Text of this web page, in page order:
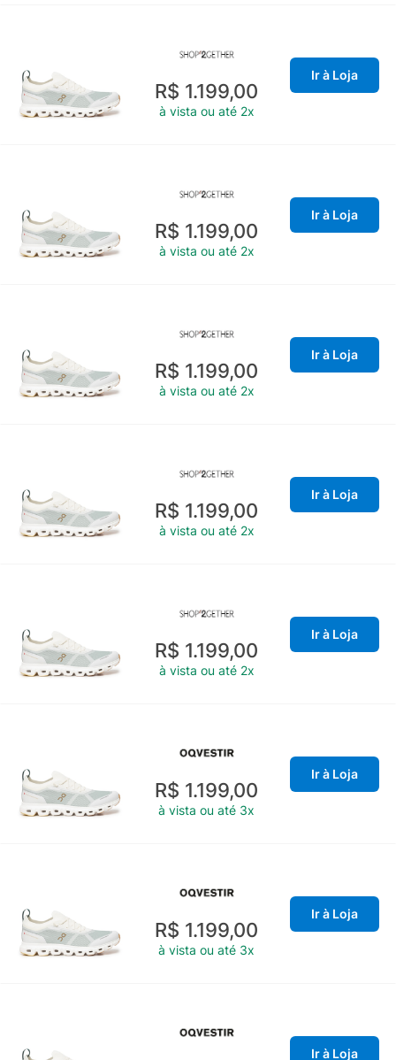
R$ 1.199,00
à vista ou até 2x
Ir à Loja
R$ 1.199,00
à vista ou até 2x
Ir à Loja
R$ 1.199,00
à vista ou até 2x
Ir à Loja
R$ 1.199,00
à vista ou até 2x
Ir à Loja
R$ 1.199,00
à vista ou até 2x
Ir à Loja
R$ 1.199,00
à vista ou até 3x
Ir à Loja
R$ 1.199,00
à vista ou até 3x
Ir à Loja
Ir à Loja